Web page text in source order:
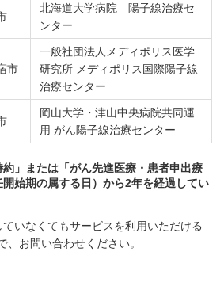
北海道大学病院 陽子線治療セ
ンター
市
一般社団法人メディポリス医学
研究所 メディポリス国際陽子線
治療センター
岡山大学・津山中央病院共同運
用 がん陽子線治療センター
」または「がん先進医療・患者申出療
始期の属する日）から2年を経過してい
いなくてもサービスを利用いただける
、お問い合わせください。